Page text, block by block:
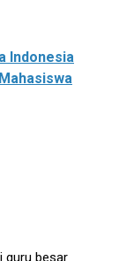
Indonesia
guru besar